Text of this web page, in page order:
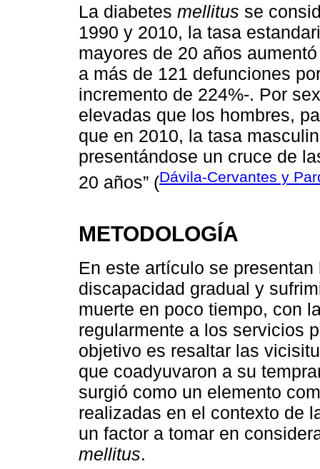
La diabetes mellitus se
1990 y 2010, la tasa
mayores de 20 años
a más de 121 defunciones
incremento de 224%-. Por
elevadas que los hombres,
que en 2010, la tasa
presentándose un cruce de
20 años” (Dávila-Cervantes y
METODOLOGÍA
En este artículo se
discapacidad gradual y
muerte en poco tiempo, con
regularmente a los servicios
objetivo es resaltar las
que coadyuvaron a su
surgió como un elemento
realizadas en el contexto de
un factor a tomar en
mellitus.